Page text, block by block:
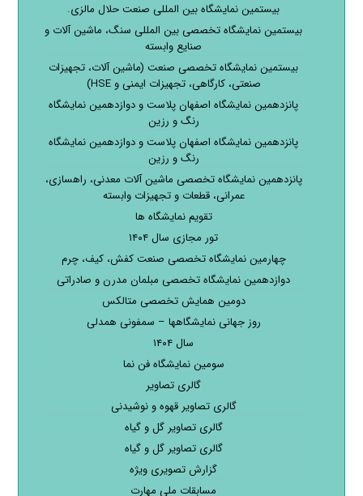
بیستمین نمایشگاه بین المللی صنعت حلال مالزی.
بیستمین نمایشگاه تخصصی بین المللی سنگ، ماشین آلات و
صنایع وابسته
بیستمین نمایشگاه تخصصی صنعت (ماشین آلات، تجهیزات
صنعتی، کارگاهی، تجهیزات ایمنی و HSE)
پانزدهمین نمایشگاه اصفهان پلاست و دوازدهمین نمایشگاه
رنگ و رزین
پانزدهمین نمایشگاه اصفهان پلاست و دوازدهمین نمایشگاه
رنگ و رزین
پانزدهمین نمایشگاه تخصصی ماشین آلات معدنی، راهسازی،
عمرانی، قطعات و تجهیزات وابسته
تقویم نمایشگاه ها
تور مجازی سال ۱۴۰۴
چهارمین نمایشگاه تخصصی صنعت کفش، کیف، چرم
دوازدهمین نمایشگاه تخصصی مبلمان مدرن و صادراتی
دومین همایش تخصصی متالکس
روز جهانی نمایشگاهها – سمفونی همدلی
سال ۱۴۰۴
سومین نمایشگاه فن نما
گالری تصاویر
گالری تصاویر قهوه و نوشیدنی
گالری تصاویر گل و گیاه
گالری تصاویر گل و گیاه
گزارش تصویری ویژه
مسابقات ملی مهارت